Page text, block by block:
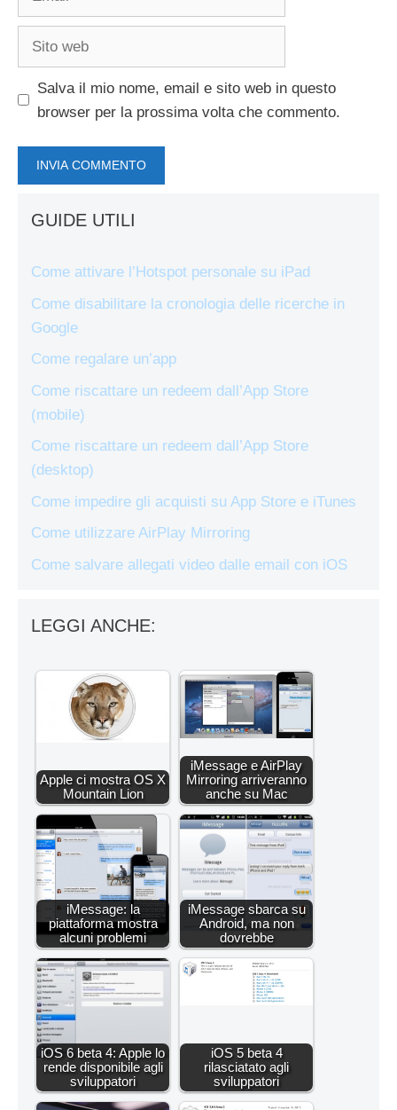
Salva il mio nome, email e sito web in questo
browser per la prossima volta che commento.
GUIDE UTILI
Come attivare l’Hotspot personale su iPad
Come disabilitare la cronologia delle ricerche in
Google
Come regalare un’app
Come riscattare un redeem dall’App Store
(mobile)
Come riscattare un redeem dall’App Store
(desktop)
Come impedire gli acquisti su App Store e iTunes
Come utilizzare AirPlay Mirroring
Come salvare allegati video dalle email con iOS
LEGGI ANCHE:
Apple ci mostra OS X
Mountain Lion
iMessage e AirPlay
Mirroring arriveranno
anche su Mac
iMessage: la
piattaforma mostra
alcuni problemi
iMessage sbarca su
Android, ma non
dovrebbe
iOS 6 beta 4: Apple lo
rende disponibile agli
sviluppatori
iOS 5 beta 4
rilasciatato agli
sviluppatori